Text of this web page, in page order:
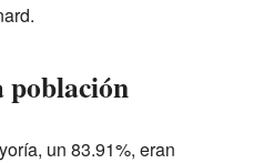
población
un 83.91%, eran